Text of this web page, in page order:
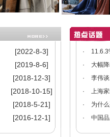
[2022-8-3]
[2019-8-6]
[2018-12-3]
[2018-10-15]
[2018-5-21]
[2016-12-1]
·
·
大幅
·
李伟
·
上海
·
为什
·
中国